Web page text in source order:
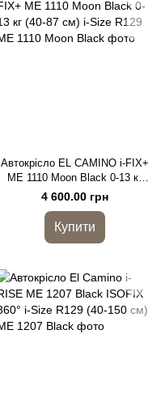
Автокрісло EL CAMINO i-FIX+
ME 1110 Moon Black 0-13 кг
(40-87 см) i-Size R129
4 600.00 грн
Купити